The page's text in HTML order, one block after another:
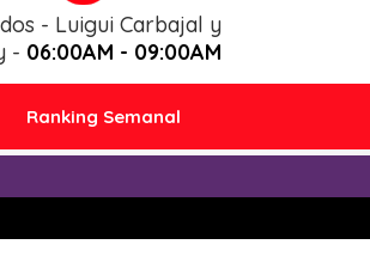
- Luigui Carbajal y
- 06:00AM - 09:00AM
Ranking Semanal